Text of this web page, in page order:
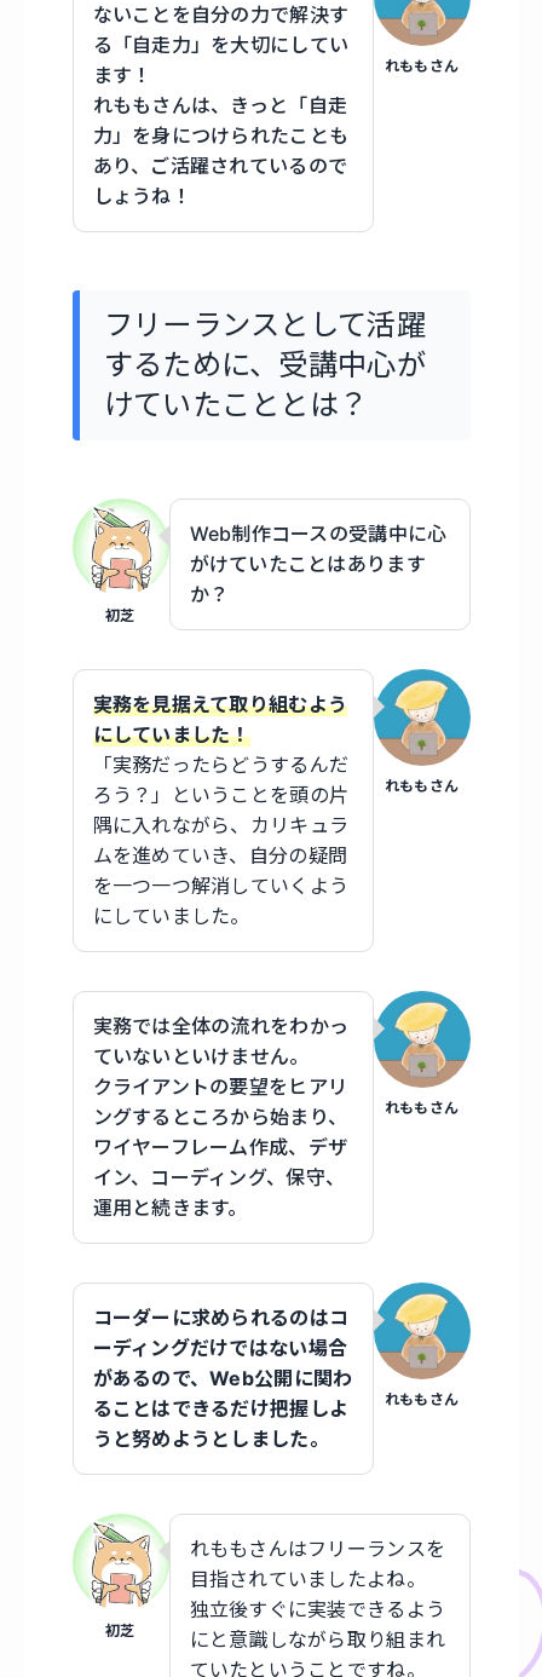
れももさん
ないことを自分の力で解決す
る「自走力」を大切にしてい
ます！
れももさんは、きっと「自走
力」を身につけられたことも
あり、ご活躍されているので
しょうね！
フリーランスとして活躍
するために、受講中心が
けていたこととは？
初芝
Web制作コースの受講中に心
がけていたことはあります
か？
れももさん
実務を見据えて取り組むよう
にしていました！
「実務だったらどうするんだ
ろう？」ということを頭の片
隅に入れながら、カリキュラ
ムを進めていき、自分の疑問
を一つ一つ解消していくよう
にしていました。
れももさん
実務では全体の流れをわかっ
ていないといけません。
クライアントの要望をヒアリ
ングするところから始まり、
ワイヤーフレーム作成、デザ
イン、コーディング、保守、
運用と続きます。
れももさん
コーダーに求められるのはコ
ーディングだけではない場合
があるので、Web公開に関わ
ることはできるだけ把握しよ
うと努めようとしました。
初芝
れももさんはフリーランスを
目指されていましたよね。
独立後すぐに実装できるよう
にと意識しながら取り組まれ
ていたということですね。